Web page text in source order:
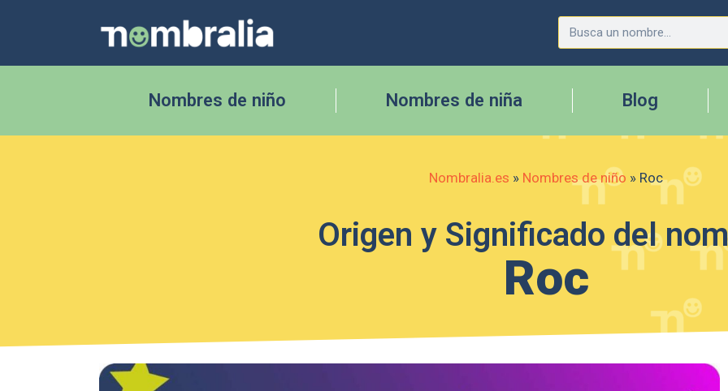
Nombres de niño Nombres de niña Blog
Nombralia.es » Nombres de niño » Roc
Origen y Significado del
Roc